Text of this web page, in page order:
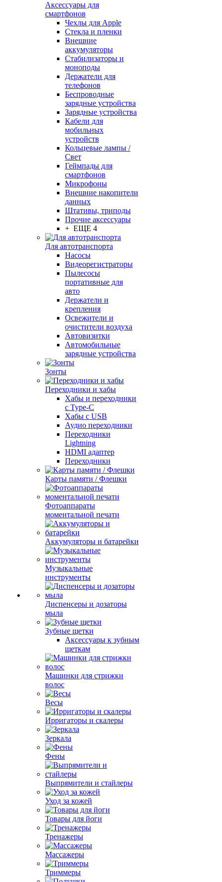
Аксессуары для
смартфонов
Чехлы для Apple
Стекла и пленки
Внешние
аккумуляторы
Стабилизаторы и
моноподы
Держатели для
телефонов
Беспроводные
зарядные устройства
Зарядные устройства
Кабели для
мобильных
устройств
Кольцевые лампы /
Свет
Геймпады для
смартфонов
Микрофоны
Внешние накопители
данных
Штативы, триподы
Прочие аксессуары
+ ЕЩЕ 4
Для автотранспорта
Насосы
Видеорегистраторы
Пылесосы
портативные для
авто
Держатели и
крепления
Освежители и
очистители воздуха
Автовизитки
Автомобильные
зарядные устройства
Зонты
Переходники и хабы
Хабы и переходники
с Type-C
Хабы с USB
Аудио переходники
Переходники
Lightning
HDMI адаптер
Переходники
Карты памяти / Флешки
Фотоаппараты
моментальной печати
Аккумуляторы и батарейки
Музыкальные
инструменты
Диспенсеры и дозаторы
мыла
Зубные щетки
Аксессуары к зубным
щеткам
Машинки для стрижки
волос
Весы
Ирригаторы и скалеры
Зеркала
Фены
Выпрямители и стайлеры
Уход за кожей
Товары для йоги
Тренажеры
Массажеры
Триммеры